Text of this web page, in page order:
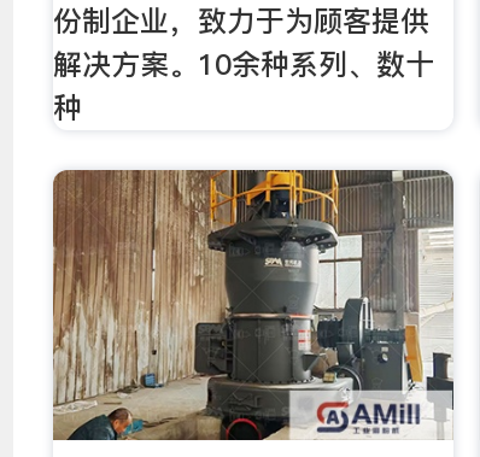
份制企业，致力于为顾客提供
解决方案。10余种系列、数十
种